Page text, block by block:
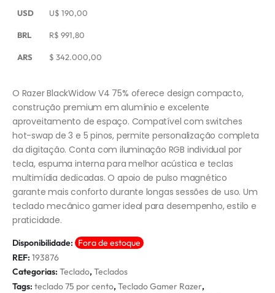
USD U$ 190,00
BRL R$ 991,80
ARS $ 342.000,00
O Razer BlackWidow V4 75% oferece design compacto,
construção premium em alumínio e excelente
aproveitamento de espaço. Compatível com switches
hot-swap de 3 e 5 pinos, permite personalização completa
da digitação. Conta com iluminação RGB individual por
tecla, espuma interna para melhor acústica e teclas
multimídia dedicadas. O apoio de pulso magnético
garante mais conforto durante longas sessões de uso. Um
teclado mecânico gamer ideal para desempenho, estilo e
praticidade.
Disponibilidade: Fora de estoque
REF: 193876
Categorias: Teclado,Teclados
Tags: teclado 75 por cento,Teclado Gamer Razer,